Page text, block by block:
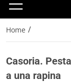
Home /
Casoria.
a una rapina